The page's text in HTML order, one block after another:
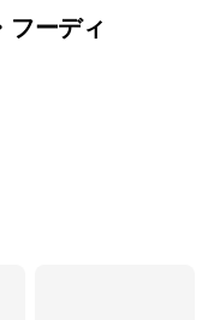
フーディ